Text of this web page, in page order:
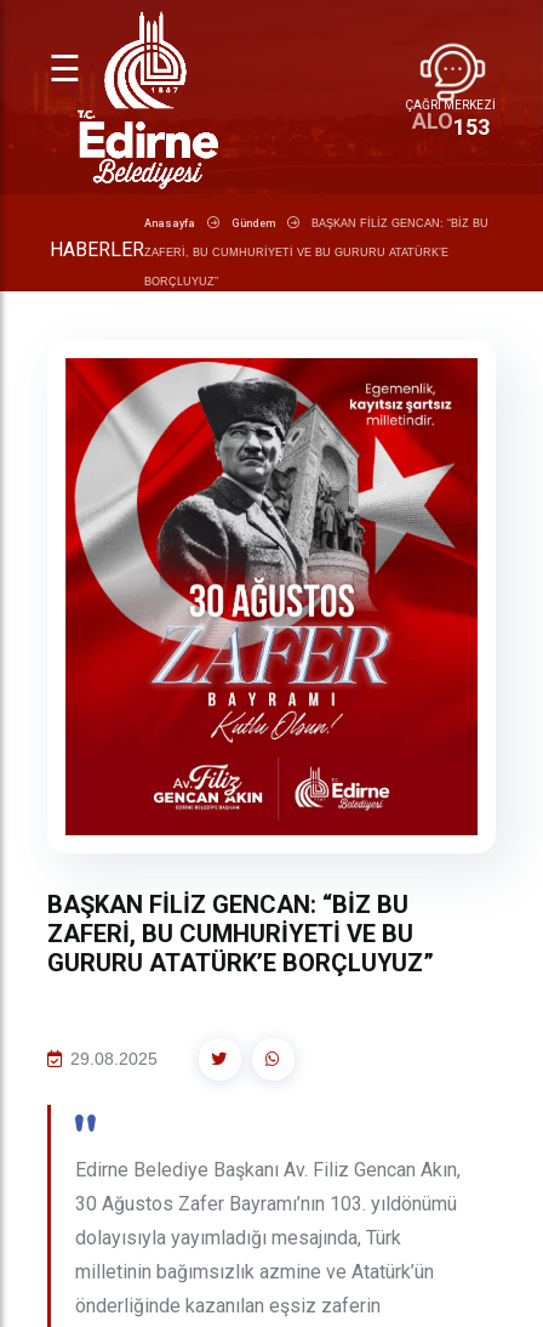
☰
ÇAĞRI MERKEZİ
ALO153
HABERLER
Anasayfa Gündem BAŞKAN FİLİZ GENCAN: “BİZ BU
ZAFERİ, BU CUMHURİYETİ VE BU GURURU ATATÜRK’E
BORÇLUYUZ”
BAŞKAN FİLİZ GENCAN: “BİZ BU
ZAFERİ, BU CUMHURİYETİ VE BU
GURURU ATATÜRK’E BORÇLUYUZ”
29.08.2025
"
Edirne Belediye Başkanı Av. Filiz Gencan Akın,
30 Ağustos Zafer Bayramı’nın 103. yıldönümü
dolayısıyla yayımladığı mesajında, Türk
milletinin bağımsızlık azmine ve Atatürk’ün
önderliğinde kazanılan eşsiz zaferin